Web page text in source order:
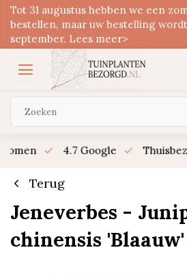
Tot 31 augustus hebben we een
bestellen, maar uw bestelling
september. Lees meer>
4.7 Google
Terug
Jeneverbes -
chinensis 'Blaauw'